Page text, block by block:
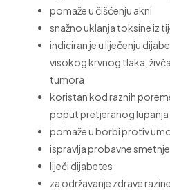
pomaže u čišćenju akni
snažno uklanja toksine iz
indiciran je u liječenju
visokog krvnog tlaka,
tumora
koristan kod raznih
poput pretjeranog lupanja
pomaže u borbi protiv
ispravlja probavne smetnje
liječi dijabetes
za održavanje zdrave